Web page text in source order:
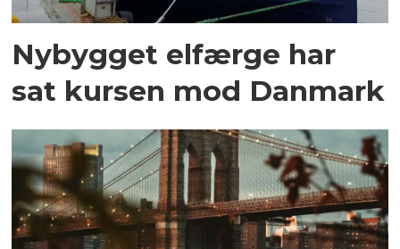
Nybygget elfærge har
sat kursen mod Danmark